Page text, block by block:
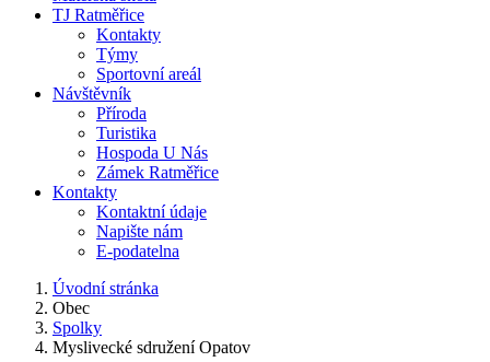
TJ Ratměřice
Kontakty
Týmy
Sportovní areál
Návštěvník
Příroda
Turistika
Hospoda U Nás
Zámek Ratměřice
Kontakty
Kontaktní údaje
Napište nám
E-podatelna
Úvodní stránka
Obec
Spolky
Myslivecké sdružení Opatov